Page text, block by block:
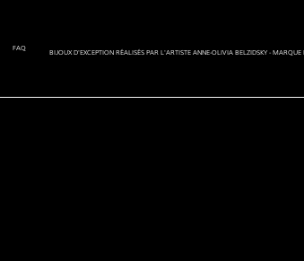
FAQ
BIJOUX D'EXCEPTION RÉALISÉS PAR L'ARTISTE ANNE-OLIVIA BELZIDSKY - MARQUE